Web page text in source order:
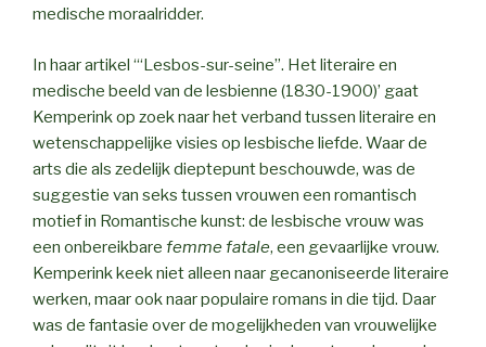
medische moraalridder.
In haar artikel ‘“Lesbos-sur-seine”. Het literaire en
medische beeld van de lesbienne (1830-1900)’ gaat
Kemperink op zoek naar het verband tussen literaire en
wetenschappelijke visies op lesbische liefde. Waar de
arts die als zedelijk dieptepunt beschouwde, was de
suggestie van seks tussen vrouwen een romantisch
motief in Romantische kunst: de lesbische vrouw was
een onbereikbare femme fatale, een gevaarlijke vrouw.
Kemperink keek niet alleen naar gecanoniseerde literaire
werken, maar ook naar populaire romans in die tijd. Daar
was de fantasie over de mogelijkheden van vrouwelijke